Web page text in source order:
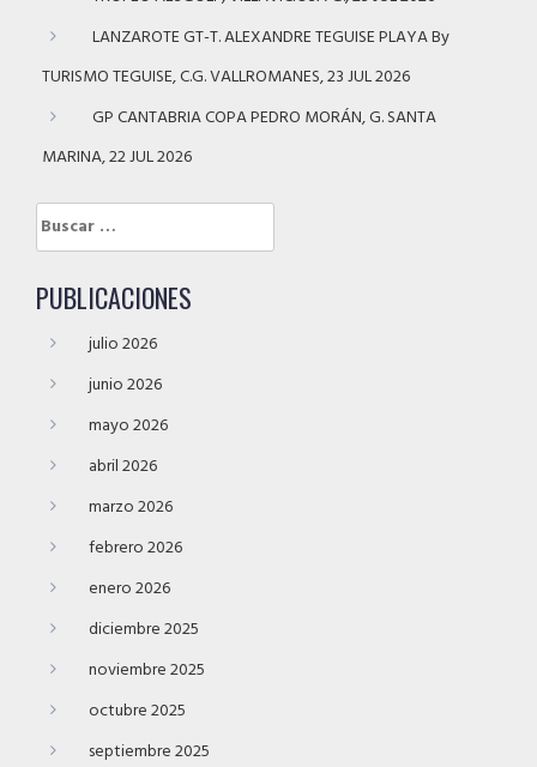
LANZAROTE GT-T. ALEXANDRE TEGUISE PLAYA By
TURISMO TEGUISE, C.G. VALLROMANES, 23 JUL 2026
GP CANTABRIA COPA PEDRO MORÁN, G. SANTA
MARINA, 22 JUL 2026
Buscar:
PUBLICACIONES
julio 2026
junio 2026
mayo 2026
abril 2026
marzo 2026
febrero 2026
enero 2026
diciembre 2025
noviembre 2025
octubre 2025
septiembre 2025